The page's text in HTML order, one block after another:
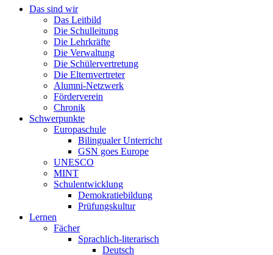
Das sind wir
Das Leitbild
Die Schulleitung
Die Lehrkräfte
Die Verwaltung
Die Schülervertretung
Die Elternvertreter
Alumni-Netzwerk
Förderverein
Chronik
Schwerpunkte
Europaschule
Bilingualer Unterricht
GSN goes Europe
UNESCO
MINT
Schulentwicklung
Demokratiebildung
Prüfungskultur
Lernen
Fächer
Sprachlich-literarisch
Deutsch